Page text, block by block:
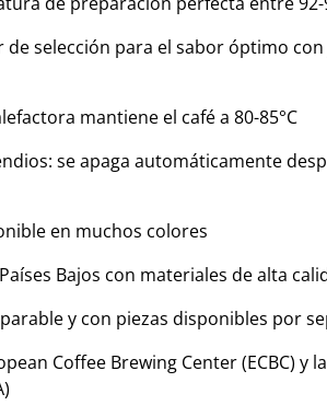
selección para el sabor óptimo
mantiene el café a 80-85°C
se apaga automáticamente
en muchos colores
Bajos con materiales de alta
y con piezas disponibles por
Coffee Brewing Center (ECBC) y